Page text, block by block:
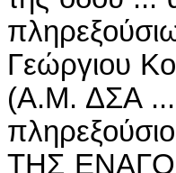
Γεώργιου
(Α.Μ. ΔΣΑ
ΤΗΣ